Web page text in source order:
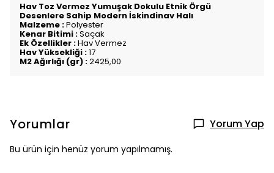
Hav Toz Vermez Yumuşak Dokulu Etnik Örgü
Desenlere Sahip Modern İskindinav Halı
Malzeme :Polyester
Kenar Bitimi :Saçak
Ek Özellikler :Hav Vermez
Hav Yüksekliği :17
M2 Ağırlığı (gr) :2425,00
Yorumlar Yorum Yap
Bu ürün için henüz yorum yapılmamış.